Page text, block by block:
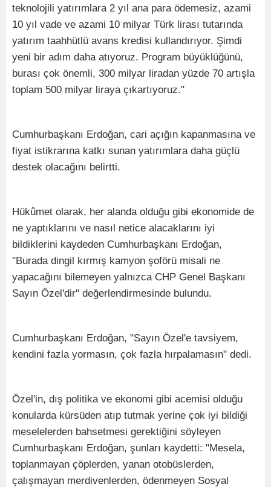
teknolojili yatırımlara 2 yıl ana para ödemesiz, azami
10 yıl vade ve azami 10 milyar Türk lirası tutarında
yatırım taahhütlü avans kredisi kullandırıyor. Şimdi
yeni bir adım daha atıyoruz. Program büyüklüğünü,
burası çok önemli, 300 milyar liradan yüzde 70 artışla
toplam 500 milyar liraya çıkartıyoruz."
Cumhurbaşkanı Erdoğan, cari açığın kapanmasına ve
fiyat istikrarına katkı sunan yatırımlara daha güçlü
destek olacağını belirtti.
Hükûmet olarak, her alanda olduğu gibi ekonomide de
ne yaptıklarını ve nasıl netice alacaklarını iyi
bildiklerini kaydeden Cumhurbaşkanı Erdoğan,
"Burada dingil kırmış kamyon şoförü misali ne
yapacağını bilemeyen yalnızca CHP Genel Başkanı
Sayın Özel'dir" değerlendirmesinde bulundu.
Cumhurbaşkanı Erdoğan, "Sayın Özel'e tavsiyem,
kendini fazla yormasın, çok fazla hırpalamasın" dedi.
Özel'in, dış politika ve ekonomi gibi acemisi olduğu
konularda kürsüden atıp tutmak yerine çok iyi bildiği
meselelerden bahsetmesi gerektiğini söyleyen
Cumhurbaşkanı Erdoğan, şunları kaydetti: "Mesela,
toplanmayan çöplerden, yanan otobüslerden,
çalışmayan merdivenlerden, ödenmeyen Sosyal